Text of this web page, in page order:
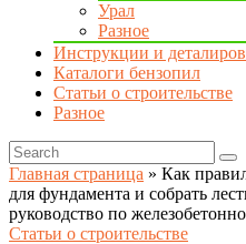
Урал
Разное
Инструкции и
Каталоги бензопил
Статьи о строительстве
Разное
Главная страница » Как
для фундамента и собрать
руководство по
Статьи о строительстве